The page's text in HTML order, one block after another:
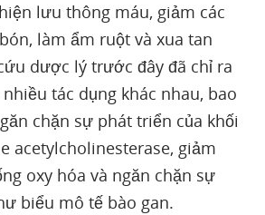
lưu thông máu, giảm các
làm ẩm ruột và xua tan
dược lý trước đây đã chỉ ra
tác dụng khác nhau, bao
chặn sự phát triển của khối
acetylcholinesterase, giảm
oxy hóa và ngăn chặn sự
biểu mô tế bào gan.